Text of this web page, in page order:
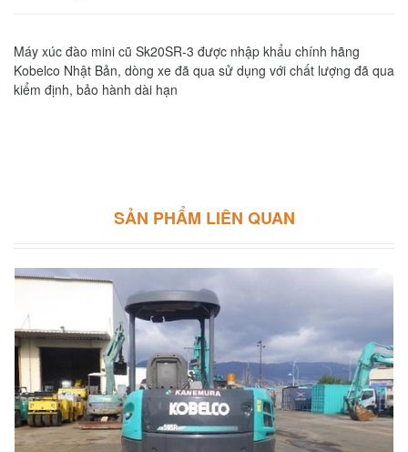
Máy xúc đào mini cũ Sk20SR-3 được nhập khẩu chính hãng
Kobelco Nhật Bản, dòng xe đã qua sử dụng với chất lượng đã qua
kiểm định, bảo hành dài hạn
SẢN PHẨM LIÊN QUAN